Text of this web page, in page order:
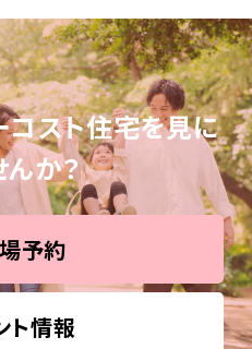
スト住宅を見に
か？
予約
ト情報